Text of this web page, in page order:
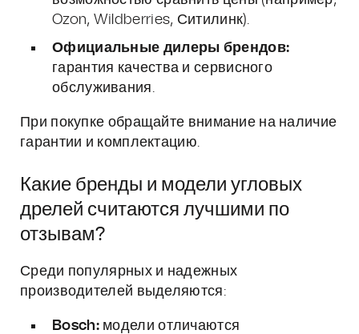
Ozon, Wildberries, Ситилинк).
Официальные дилеры брендов:
гарантия качества и сервисного
обслуживания.
При покупке обращайте внимание на наличие
гарантии и комплектацию.
Какие бренды и модели угловых
дрелей считаются лучшими по
отзывам?
Среди популярных и надежных
производителей выделяются:
Bosch:модели отличаются